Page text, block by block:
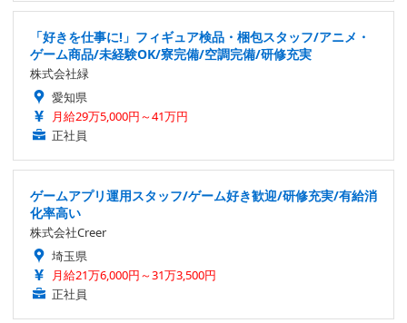
「好きを仕事に!」フィギュア検品・梱包スタッフ/アニメ・
ゲーム商品/未経験OK/寮完備/空調完備/研修充実
株式会社緑
愛知県
月給29万5,000円～41万円
正社員
ゲームアプリ運用スタッフ/ゲーム好き歓迎/研修充実/有給消
化率高い
株式会社Creer
埼玉県
月給21万6,000円～31万3,500円
正社員